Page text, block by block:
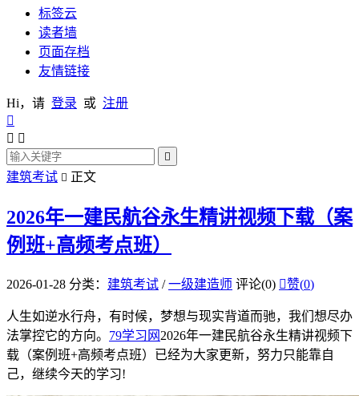
标签云
读者墙
页面存档
友情链接
Hi，请 登录 或 注册

 

建筑考试  正文
2026年一建民航谷永生精讲视频下载（案
例班+高频考点班）
2026-01-28 分类： 建筑考试 /一级建造师 评论(0) 赞(0)
人生如逆水行舟，有时候，梦想与现实背道而驰，我们想尽办
法掌控它的方向。 79学习网 2026年一建民航谷永生精讲视频下
载（案例班+高频考点班）已经为大家更新，努力只能靠自
己，继续今天的学习!